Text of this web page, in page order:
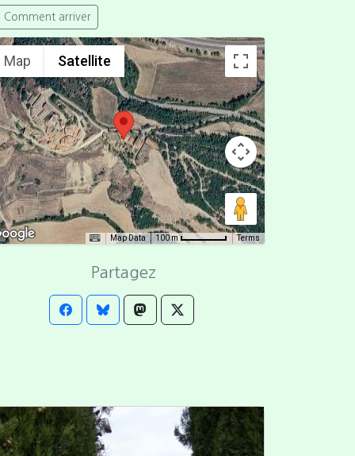
Comment arriver
Map Satellite
Map Data 100 m Terms
Partagez